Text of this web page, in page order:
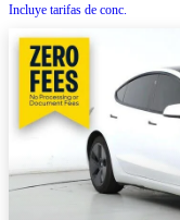
Incluye tarifas de conc.